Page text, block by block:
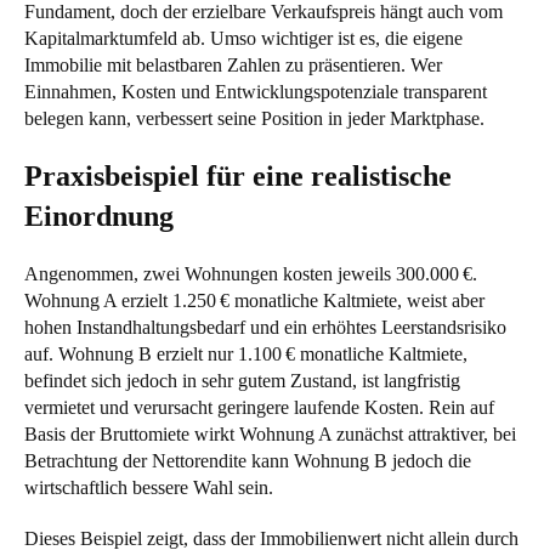
Fundament, doch der erzielbare Verkaufspreis hängt auch vom
Kapitalmarktumfeld ab. Umso wichtiger ist es, die eigene
Immobilie mit belastbaren Zahlen zu präsentieren. Wer
Einnahmen, Kosten und Entwicklungspotenziale transparent
belegen kann, verbessert seine Position in jeder Marktphase.
Praxisbeispiel für eine realistische
Einordnung
Angenommen, zwei Wohnungen kosten jeweils 300.000 €.
Wohnung A erzielt 1.250 € monatliche Kaltmiete, weist aber
hohen Instandhaltungsbedarf und ein erhöhtes Leerstandsrisiko
auf. Wohnung B erzielt nur 1.100 € monatliche Kaltmiete,
befindet sich jedoch in sehr gutem Zustand, ist langfristig
vermietet und verursacht geringere laufende Kosten. Rein auf
Basis der Bruttomiete wirkt Wohnung A zunächst attraktiver, bei
Betrachtung der Nettorendite kann Wohnung B jedoch die
wirtschaftlich bessere Wahl sein.
Dieses Beispiel zeigt, dass der Immobilienwert nicht allein durch